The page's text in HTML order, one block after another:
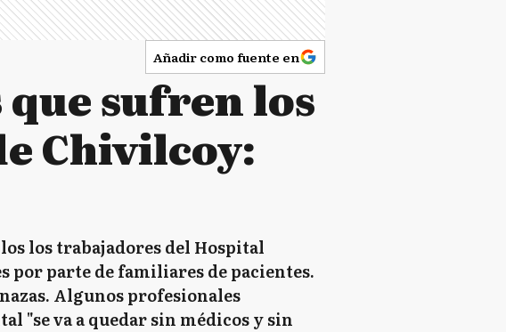
Añadir como fuente en
sufren los
Chivilcoy:
los trabajadores del Hospital
por parte de familiares de pacientes.
Algunos profesionales
"se va a quedar sin médicos y sin